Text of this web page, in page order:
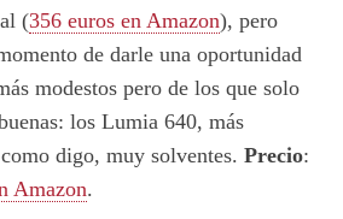
(356 euros en Amazon), pero
de darle una oportunidad
modestos pero de los que solo
los Lumia 640, más
digo, muy solventes. Precio:
Amazon.